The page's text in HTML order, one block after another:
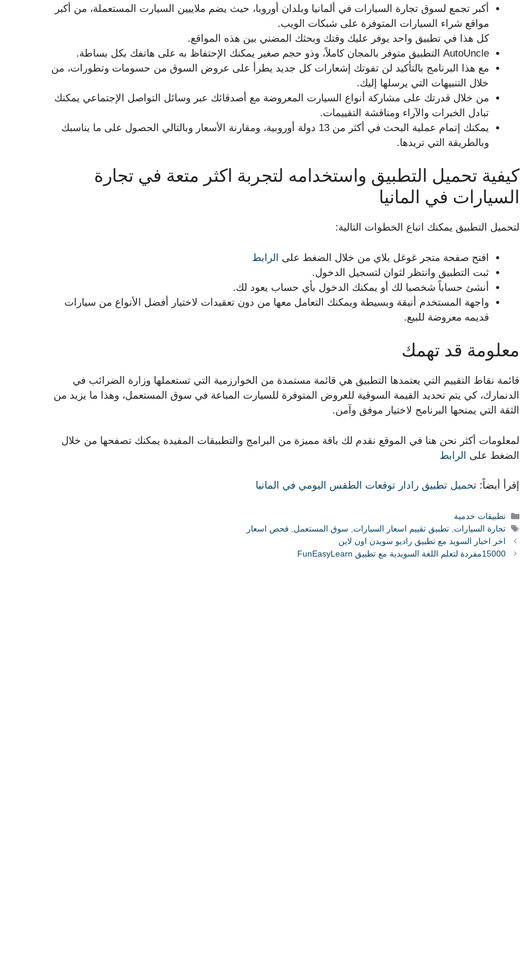
أكبر تجمع لسوق تجارة السيارات في ألمانيا وبلدان أوروبا، حيث يضم ملاييين السيارت المستعملة، من أكبر
مواقع شراء السيارات المتوفرة على شبكات الويب.
كل هذا في تطبيق واحد يوفر عليك وقتك وبحثك المضني بين هذه المواقع.
AutoUncle التطبيق متوفر بالمجان كاملاً، وذو حجم صغير يمكنك الإحتفاظ به على هاتفك بكل بساطة.
مع هذا البرنامج بالتأكيد لن تفوتك إشعارات كل جديد يطرأ على عروض السوق من حسومات وتطورات، من
خلال التنبيهات التي يرسلها إليك.
من خلال قدرتك على مشاركة أنواع السيارت المعروضة مع أصدقائك عبر وسائل التواصل الإجتماعي يمكنك
تبادل الخبرات والآراء ومناقشة التقييمات.
يمكنك إتمام عملية البحث في أكثر من 13 دولة أوروبية، ومقارنة الأسعار وبالتالي الحصول على ما يناسبك
وبالطريقة التي تريدها.
كيفية تحميل التطبيق واستخدامه لتجربة اكثر متعة في تجارة
السيارات في المانيا
لتحميل التطبيق يمكنك اتباع الخطوات التالية:
افتح صفحة متجر غوغل بلاي من خلال الضغط على
الرابط
ثبت التطبيق وانتظر لثوان لتسجيل الدخول.
أنشئ حساباً شخصيا لك أو يمكنك الدخول بأي حساب يعود لك.
واجهة المستخدم أنيقة وبسيطة ويمكنك التعامل معها من دون تعقيدات لاختيار أفضل الأنواع من سيارات
قديمه معروضة للبيع.
معلومة قد تهمك
قائمة نقاط التقييم التي يعتمدها التطبيق هي قائمة مستمدة من الخوارزمية التي تستعملها وزارة الضرائب في
الدنمارك، كي يتم تحديد القيمة السوقية للعروض المتوفرة للسيارت المباعة في سوق المستعمل، وهذا ما يزيد من
الثقة التي يمنحها البرنامج لاختيار موفق وآمن.
لمعلومات أكثر نحن هنا في الموقع نقدم لك باقة مميزة من البرامج والتطبيقات المفيدة يمكنك تصفحها من خلال
الضغط على
الرابط
إقرأ أيضاً: تحميل تطبيق رادار توقعات الطقس اليومي في المانيا
التصنيفات
تطبيقات خدمية
الوسوم
تجارة السيارات,تطبيق تقييم اسعار السيارات, سوق المستعمل, فحص اسعار
اخر اخبار السويد مع تطبيق راديو سويدن اون لاين
15000مفردة لتعلم اللغة السويدية مع تطبيق FunEasyLearn